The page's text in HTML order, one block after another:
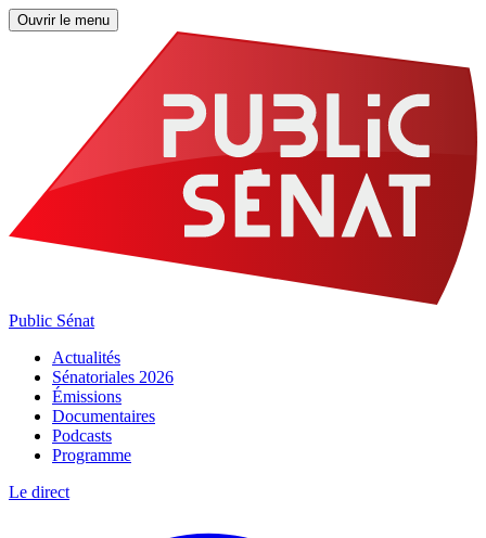
Ouvrir le menu
Public Sénat
Actualités
Sénatoriales 2026
Émissions
Documentaires
Podcasts
Programme
Le direct